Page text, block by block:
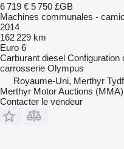
6 719 € 5 750 £GB
Machines communales -
2014
162 229 km
Euro 6
Carburant diesel Configuration
carrosserie Olympus
Royaume-Uni, Merthyr
Merthyr Motor Auctions (MMA)
Contacter le vendeur